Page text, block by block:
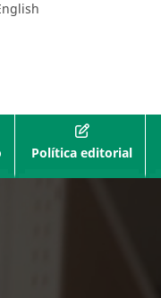
Política editorial